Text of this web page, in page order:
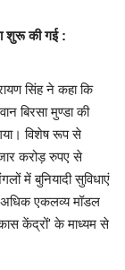
शुरू की गई :
सिंह ने कहा कि
बिरसा मुण्डा की
विशेष रूप से
करोड़ रुपए से
में बुनियादी सुविधाएं
एकलव्य मॉडल
केंद्रों' के माध्यम से